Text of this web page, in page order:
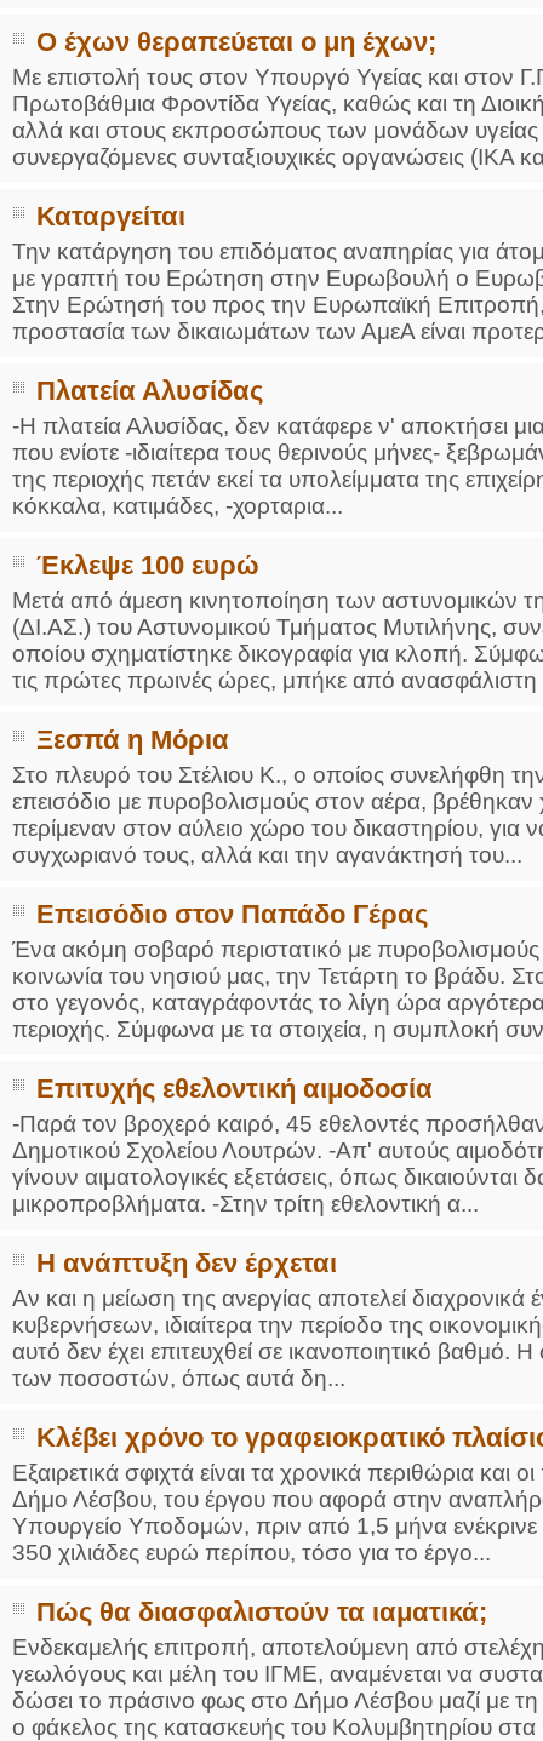
Ο έχων θεραπεύεται ο μη έχων;
Με επιστολή τους στον Υπουργό Υγείας και στον
Πρωτοβάθμια Φροντίδα Υγείας, καθώς και τη
αλλά και στους εκπροσώπους των μονάδων υγείας
συνεργαζόμενες συνταξιουχικές οργανώσεις (ΙΚΑ
Καταργείται
Την κατάργηση του επιδόματος αναπηρίας για
με γραπτή του Ερώτηση στην Ευρωβουλή ο
Στην Ερώτησή του προς την Ευρωπαϊκή Επιτροπή,
προστασία των δικαιωμάτων των ΑμεΑ είναι
Πλατεία Αλυσίδας
-Η πλατεία Αλυσίδας, δεν κατάφερε ν' αποκτήσει
που ενίοτε -ιδιαίτερα τους θερινούς μήνες-
της περιοχής πετάν εκεί τα υπολείμματα της
κόκκαλα, κατιμάδες, -χορταρια...
Έκλεψε 100 ευρώ
Μετά από άμεση κινητοποίηση των αστυνομικών
(ΔΙ.ΑΣ.) του Αστυνομικού Τμήματος Μυτιλήνης,
οποίου σχηματίστηκε δικογραφία για κλοπή.
τις πρώτες πρωινές ώρες, μπήκε από
Ξεσπά η Μόρια
Στο πλευρό του Στέλιου Κ., ο οποίος συνελήφθη
επεισόδιο με πυροβολισμούς στον αέρα, βρέθηκαν
περίμεναν στον αύλειο χώρο του δικαστηρίου,
συγχωριανό τους, αλλά και την αγανάκτησή του...
Επεισόδιο στον Παπάδο Γέρας
Ένα ακόμη σοβαρό περιστατικό με
κοινωνία του νησιού μας, την Τετάρτη το βράδυ.
στο γεγονός, καταγράφοντάς το λίγη ώρα
περιοχής. Σύμφωνα με τα στοιχεία, η συμπλοκή
Επιτυχής εθελοντική αιμοδοσία
-Παρά τον βροχερό καιρό, 45 εθελοντές
Δημοτικού Σχολείου Λουτρών. -Απ' αυτούς
γίνουν αιματολογικές εξετάσεις, όπως δικαιούνται
μικροπροβλήματα. -Στην τρίτη εθελοντική α...
Η ανάπτυξη δεν έρχεται
Αν και η μείωση της ανεργίας αποτελεί
κυβερνήσεων, ιδιαίτερα την περίοδο της
αυτό δεν έχει επιτευχθεί σε ικανοποιητικό
των ποσοστών, όπως αυτά δη...
Κλέβει χρόνο το γραφειοκρατικό
Εξαιρετικά σφιχτά είναι τα χρονικά περιθώρια
Δήμο Λέσβου, του έργου που αφορά στην
Υπουργείο Υποδομών, πριν από 1,5 μήνα
350 χιλιάδες ευρώ περίπου, τόσο για το έργο...
Πώς θα διασφαλιστούν τα ιαματικά;
Ενδεκαμελής επιτροπή, αποτελούμενη από
γεωλόγους και μέλη του ΙΓΜΕ, αναμένεται να
δώσει το πράσινο φως στο Δήμο Λέσβου μαζί με τη
ο φάκελος της κατασκευής του Κολυμβητηρίου